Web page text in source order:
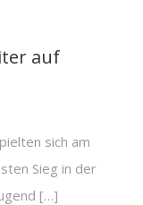
auf
sich am
Sieg in der
[…]